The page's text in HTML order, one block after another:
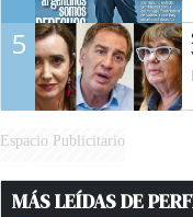
5
Espacio Publicitario
MÁS LEÍDAS DE